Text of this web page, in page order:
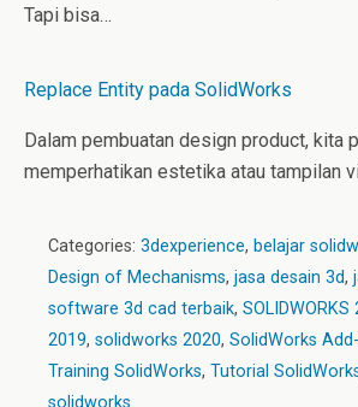
Tapi bisa…
Replace Entity pada SolidWorks
Dalam pembuatan design product, kita
memperhatikan estetika atau tampilan
Categories: 3dexperience, belajar
Design of Mechanisms, jasa desain 3d,
software 3d cad terbaik, SOLIDWORKS
2019, solidworks 2020, SolidWorks
Training SolidWorks, Tutorial